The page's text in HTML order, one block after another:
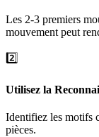
Les 2-3 premiers
mouvement peut
2️⃣
Utilisez la
Identifiez les motifs
pièces.